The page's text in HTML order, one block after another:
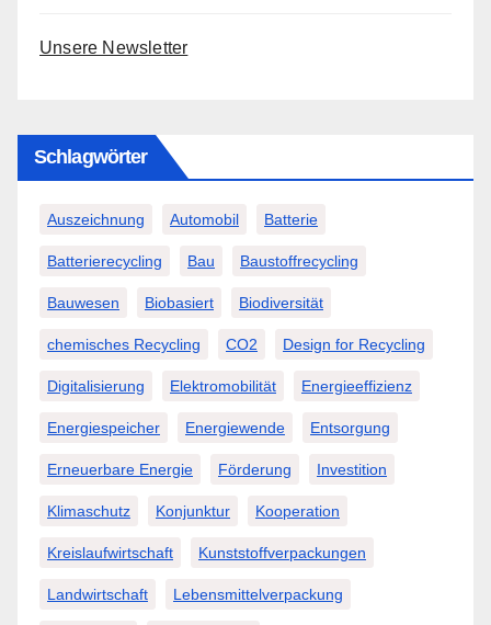
Unsere Newsletter
Schlagwörter
Auszeichnung Automobil Batterie
Batterierecycling Bau Baustoffrecycling
Bauwesen Biobasiert Biodiversität
chemisches Recycling CO2 Design for Recycling
Digitalisierung Elektromobilität Energieeffizienz
Energiespeicher Energiewende Entsorgung
Erneuerbare Energie Förderung Investition
Klimaschutz Konjunktur Kooperation
Kreislaufwirtschaft Kunststoffverpackungen
Landwirtschaft Lebensmittelverpackung